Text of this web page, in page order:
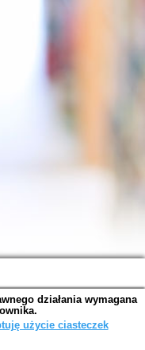
07-21)
s.
działania wymagana
użycie ciasteczek